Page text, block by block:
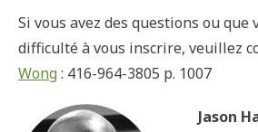
Si vous avez des questions ou que
difficulté à vous inscrire, veuillez
Wong: 416-964-3805 p. 1007
Jason